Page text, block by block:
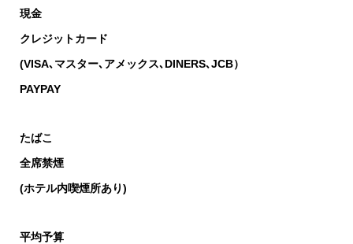
現金
クレジットカード
(VISA､マスター､アメックス､DINERS､JCB）
PAYPAY
たばこ
全席禁煙
(ホテル内喫煙所あり)
平均予算